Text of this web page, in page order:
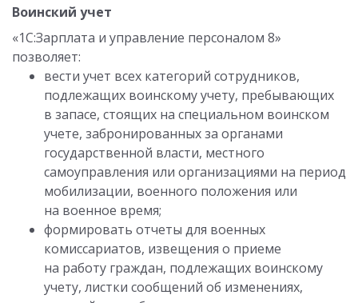
Воинский учет
«1С:Зарплата и управление персоналом 8»
позволяет:
вести учет всех категорий сотрудников,
подлежащих воинскому учету, пребывающих
в запасе, стоящих на специальном воинском
учете, забронированных за органами
государственной власти, местного
самоуправления или организациями на период
мобилизации, военного положения или
на военное время;
формировать отчеты для военных
комиссариатов, извещения о приеме
на работу граждан, подлежащих воинскому
учету, листки сообщений об изменениях,